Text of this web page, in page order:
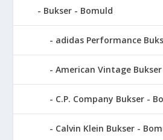
Bukser - Bomuld
adidas Performance
American Vintage
C.P. Company Bukser -
Calvin Klein Bukser -